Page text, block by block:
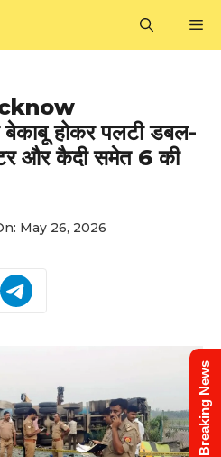
होकर पलटी डबल-
और कैदी समेत 6 की
May 26, 2026
Breaking News